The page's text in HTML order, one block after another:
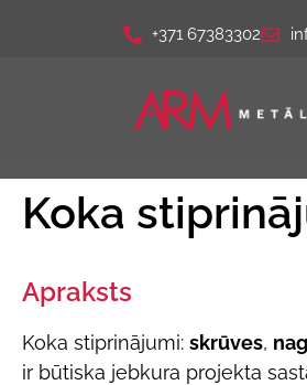
+371 67383302
Koka
Apraksts
Koka stiprinājumi: skrūves,
ir būtiska jebkura projekta